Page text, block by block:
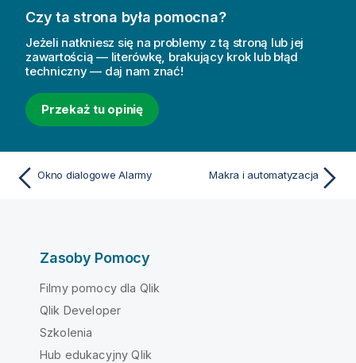
Czy ta strona była pomocna?
Jeżeli natkniesz się na problemy z tą stroną lub jej
zawartością — literówkę, brakujący krok lub błąd
techniczny — daj nam znać!
Przekaż tu opinię
Okno dialogowe Alarmy Makra i automatyzacja
Zasoby Pomocy
Filmy pomocy dla Qlik
Qlik Developer
Szkolenia
Hub edukacyjny Qlik